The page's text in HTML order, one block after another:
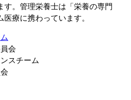
す。管理栄養士は「栄養の専門
療に携わっています。
会
スチーム